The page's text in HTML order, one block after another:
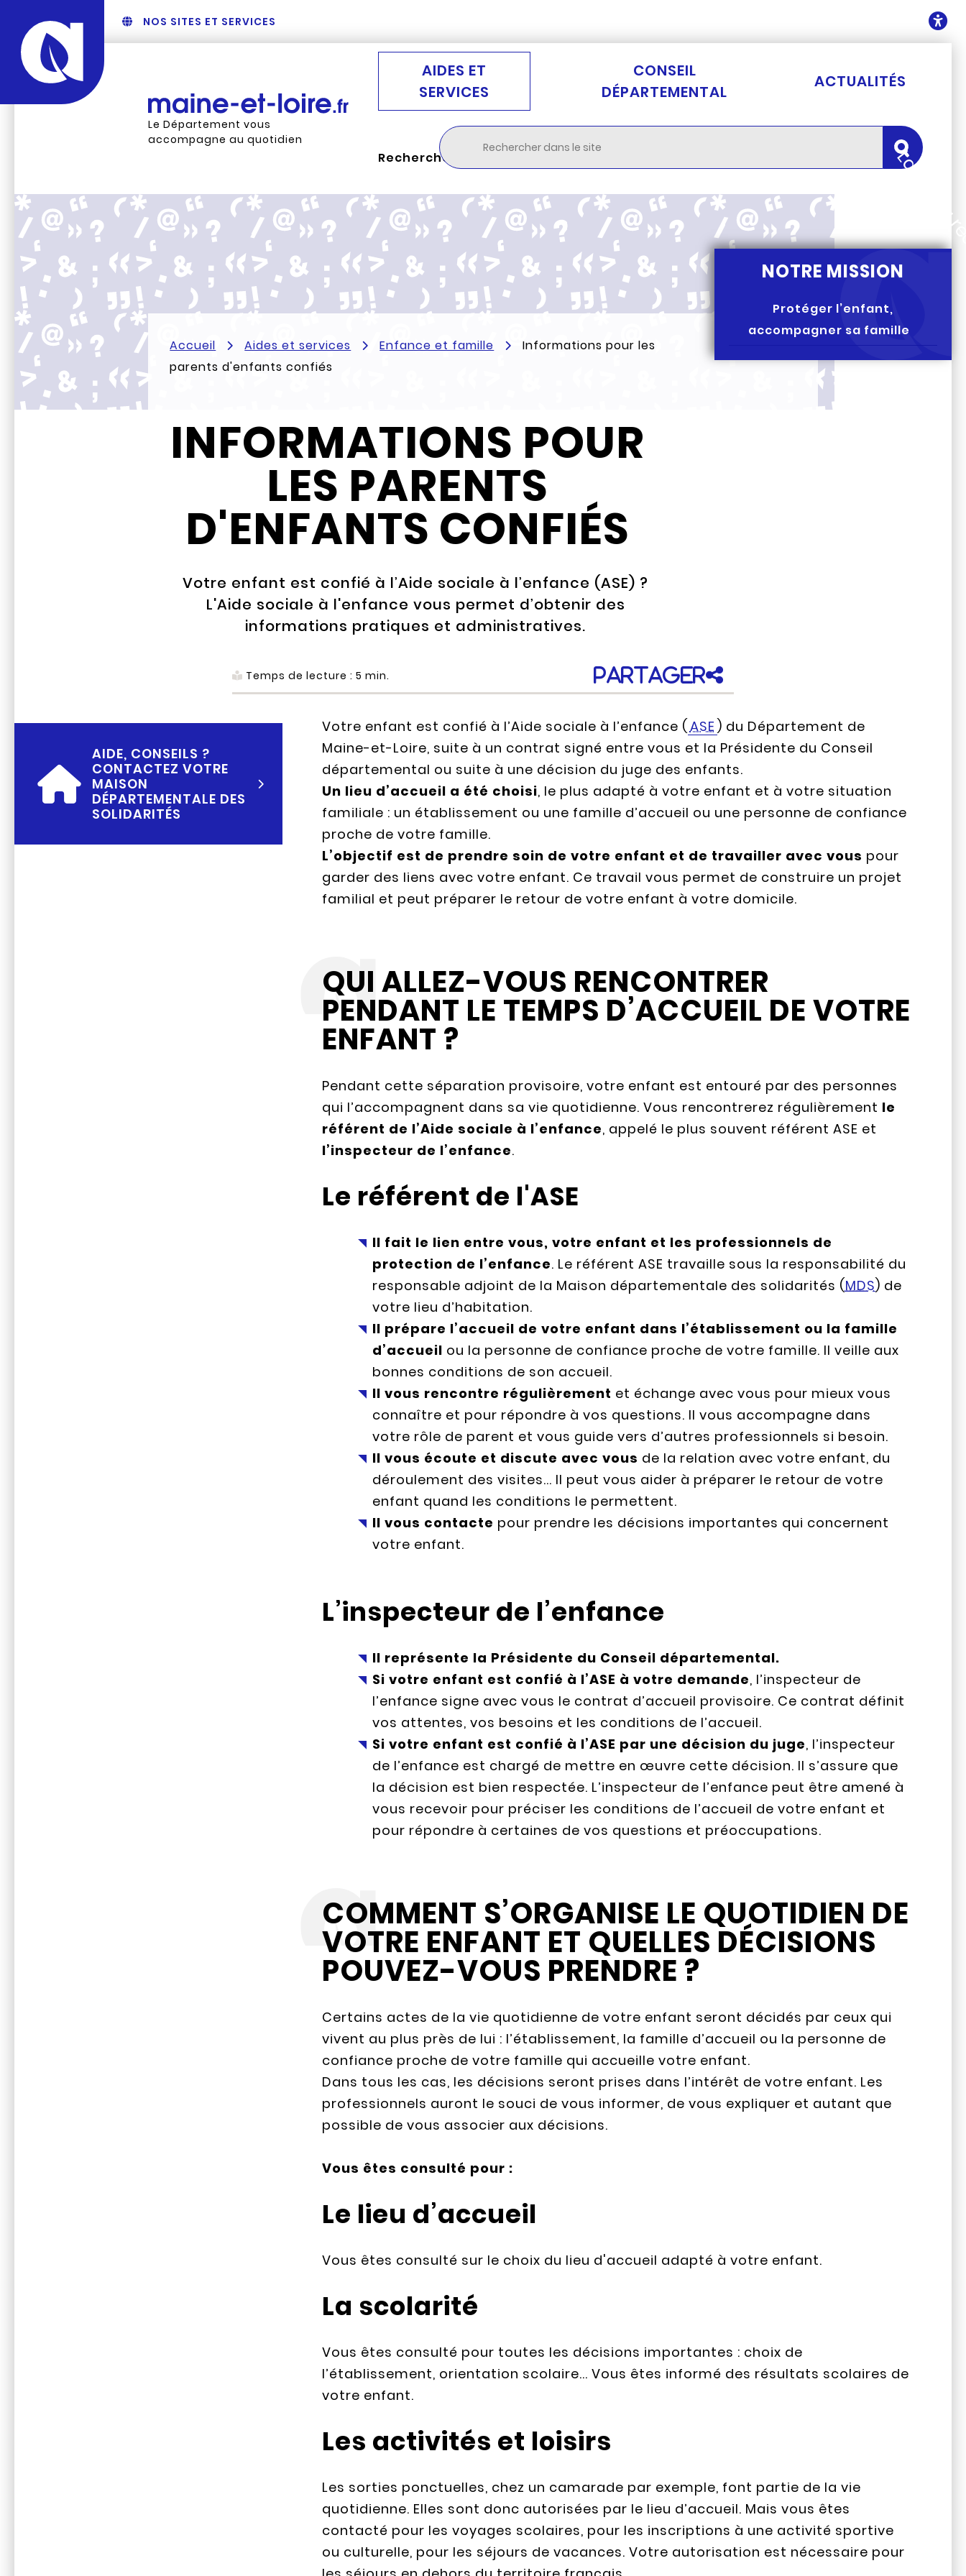
NOS SITES ET SERVICES
Le Département vous
accompagne au quotidien
AIDES ET
SERVICES
CONSEIL
DÉPARTEMENTAL
ACTUALITÉS
Rechercher
Accueil Aides et services Enfance et famille
Informations pour les
parents d'enfants confiés
INFORMATIONS POUR
LES PARENTS
D'ENFANTS CONFIÉS
Votre enfant est confié à l’Aide sociale à l’enfance (ASE) ?
L'Aide sociale à l'enfance vous permet d’obtenir des
informations pratiques et administratives.
Temps de lecture : 5 min. Partager
AIDE, CONSEILS ?
CONTACTEZ VOTRE
MAISON
DÉPARTEMENTALE DES
SOLIDARITÉS
NOTRE MISSION
Protéger l’enfant,
accompagner sa famille
Votre enfant est confié à l’Aide sociale à l’enfance (ASE ) du Département de
Maine-et-Loire, suite à un contrat signé entre vous et la Présidente du Conseil
départemental ou suite à une décision du juge des enfants.
Un lieu d’accueil a été choisi, le plus adapté à votre enfant et à votre situation
familiale : un établissement ou une famille d’accueil ou une personne de confiance
proche de votre famille.
L’objectif est de prendre soin de votre enfant et de travailler avec vous pour
garder des liens avec votre enfant. Ce travail vous permet de construire un projet
familial et peut préparer le retour de votre enfant à votre domicile.
QUI ALLEZ-VOUS RENCONTRER
PENDANT LE TEMPS D’ACCUEIL DE VOTRE
ENFANT ?
Pendant cette séparation provisoire, votre enfant est entouré par des personnes
qui l’accompagnent dans sa vie quotidienne. Vous rencontrerez régulièrement le
référent de l’Aide sociale à l’enfance, appelé le plus souvent référent ASE et
l’inspecteur de l’enfance.
Le référent de l'ASE
Il fait le lien entre vous, votre enfant et les professionnels de
protection de l’enfance. Le référent ASE travaille sous la responsabilité du
responsable adjoint de la Maison départementale des solidarités (MDS) de
votre lieu d’habitation.
Il prépare l’accueil de votre enfant dans l’établissement ou la famille
d’accueil ou la personne de confiance proche de votre famille. Il veille aux
bonnes conditions de son accueil.
Il vous rencontre régulièrement et échange avec vous pour mieux vous
connaître et pour répondre à vos questions. Il vous accompagne dans
votre rôle de parent et vous guide vers d’autres professionnels si besoin.
Il vous écoute et discute avec vous de la relation avec votre enfant, du
déroulement des visites... Il peut vous aider à préparer le retour de votre
enfant quand les conditions le permettent.
Il vous contacte pour prendre les décisions importantes qui concernent
votre enfant.
L’inspecteur de l’enfance
Il représente la Présidente du Conseil départemental.
Si votre enfant est confié à l’ASE à votre demande, l’inspecteur de
l’enfance signe avec vous le contrat d’accueil provisoire. Ce contrat définit
vos attentes, vos besoins et les conditions de l’accueil.
Si votre enfant est confié à l’ASE par une décision du juge, l’inspecteur
de l’enfance est chargé de mettre en œuvre cette décision. Il s’assure que
la décision est bien respectée. L’inspecteur de l’enfance peut être amené à
vous recevoir pour préciser les conditions de l’accueil de votre enfant et
pour répondre à certaines de vos questions et préoccupations.
COMMENT S’ORGANISE LE QUOTIDIEN DE
VOTRE ENFANT ET QUELLES DÉCISIONS
POUVEZ-VOUS PRENDRE ?
Certains actes de la vie quotidienne de votre enfant seront décidés par ceux qui
vivent au plus près de lui : l’établissement, la famille d’accueil ou la personne de
confiance proche de votre famille qui accueille votre enfant.
Dans tous les cas, les décisions seront prises dans l’intérêt de votre enfant. Les
professionnels auront le souci de vous informer, de vous expliquer et autant que
possible de vous associer aux décisions.
Vous êtes consulté pour :
Le lieu d’accueil
Vous êtes consulté sur le choix du lieu d'accueil adapté à votre enfant.
La scolarité
Vous êtes consulté pour toutes les décisions importantes : choix de
l’établissement, orientation scolaire... Vous êtes informé des résultats scolaires de
votre enfant.
Les activités et loisirs
Les sorties ponctuelles, chez un camarade par exemple, font partie de la vie
quotidienne. Elles sont donc autorisées par le lieu d’accueil. Mais vous êtes
contacté pour les voyages scolaires, pour les inscriptions à une activité sportive
ou culturelle, pour les séjours de vacances. Votre autorisation est nécessaire pour